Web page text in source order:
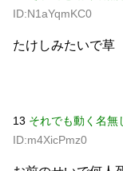
ID:N1aYqmKC0
たけしみたいで草
13 それでも動く名無
ID:m4XicPmz0